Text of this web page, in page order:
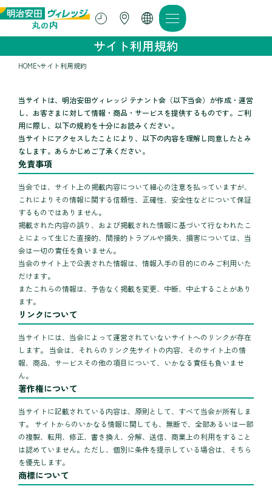
サイト利用規約
HOME サイト利用規約
当サイトは、明治安田ヴィレッジ テナント会（以下当会）が作成・運営
し、お客さまに対して情報・商品・サービスを提供するものです。ご利
用に際し、以下の規約を十分にお読みください。
当サイトにアクセスしたことにより、以下の内容を理解し同意したとみ
なします。あらかじめご了承ください。
免責事項
当会では、サイト上の掲載内容について細心の注意を払っていますが、
これによりその情報に関する信頼性、正確性、安全性などについて保証
するものではありません。
掲載された内容の誤り、および掲載された情報に基づいて行なわれたこ
とによって生じた直接的、間接的トラブルや損失、損害については、当
会は一切の責任を負いません。
当会のサイト上で公表された情報は、情報入手の目的にのみご利用いた
だけます。
またこれらの情報は、予告なく掲載を変更、中断、中止することがあり
ます。
リンクについて
当サイトには、当会によって運営されていないサイトへのリンクが存在
します。 当会は、それらのリンク先サイトの内容、そのサイト上の情
報、商品、サービスその他の項目について、いかなる責任も負いませ
ん。
著作権について
当サイトに記載されている内容は、原則として、すべて当会が所有しま
す。 サイトからのいかなる情報に関しても、無断で、全部あるいは一部
の複製、転用、修正、書き換え、分解、送信、商業上の利用をすること
は認めていません。ただし、個別に条件を提示している場合は、そちら
を優先します。
商標について